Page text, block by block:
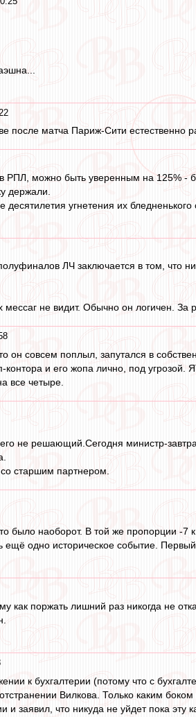
после матча Париж-Сити естественно
РПЛ, можно быть уверенным на 125% -
держали.
десятилетия угнетения их
ЛЧ заключается в том, что
не видит. Обычно он логичен. За
он совсем поплыл, запутался в
контора и его жопа лично, под
все четыре.
не решающий.Сегодня министр-завтра
старшим партнером.
было наоборот. В той же пропорции -7 к
ещё одно историческое событие.
как поржать лишний раз никогда не
к бухгалтерии (потому что с
Вилкова. Только каким
и заявил, что никуда не уйдет пока эту